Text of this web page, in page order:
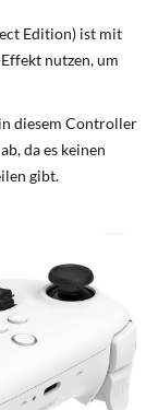
Edition) ist mit
nutzen, um
diesem Controller
da es keinen
gibt.